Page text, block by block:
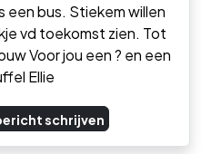
een bus. Stiekem willen
vd toekomst zien. Tot
Voor jou een ? en een
Ellie
schrijven